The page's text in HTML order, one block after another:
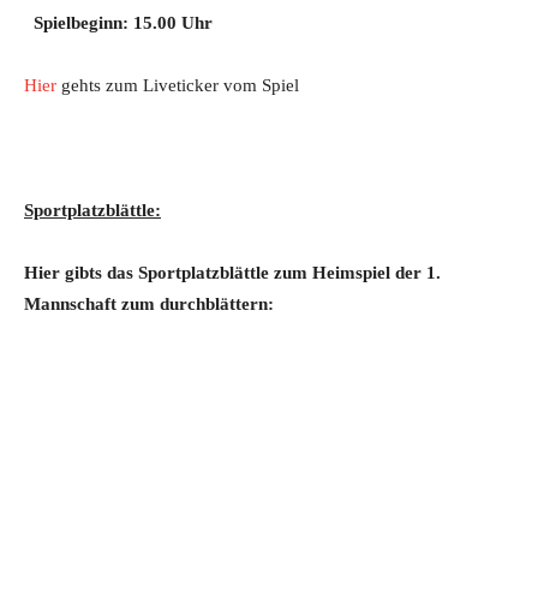
Spielbeginn: 15.00 Uhr
Hier gehts zum Liveticker vom Spiel
Sportplatzblättle:
Hier gibts das Sportplatzblättle zum Heimspiel der 1.
Mannschaft zum durchblättern: